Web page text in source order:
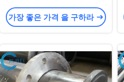
UHMWPE 파이프 모래
가장 좋은 가격 을 구하라